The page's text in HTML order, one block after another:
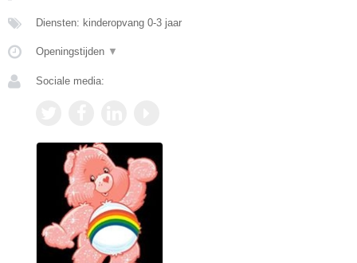
Diensten: kinderopvang 0-3 jaar
Openingstijden ▼
Sociale media: